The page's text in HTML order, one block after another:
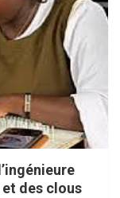
des clous